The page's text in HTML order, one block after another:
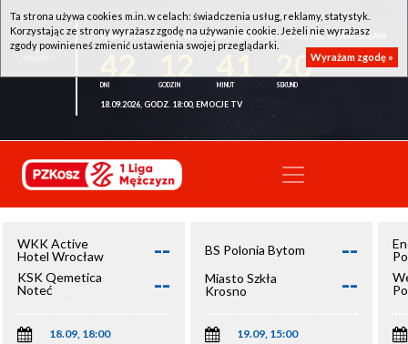
WKK ACTIVE HOTEL WROCŁAW - KSK QEMETICA NOTEĆ INOWROCŁAW
20
18.09.2026, GODZ. 18:00, EMOCJE TV
WKK Active
Hotel Wrocław
--
KSK Qemetica
Noteć
Inowrocław
--
18.09, 18:00
BS Polonia Bytom --
Miasto Szkła
Krosno
--
19.09, 15:00
Ta strona używa cookies m.in. w celach: świadczenia usług, reklamy, statystyk.
Korzystając ze strony wyrażasz zgodę na używanie cookie. Jeżeli nie wyrażasz
zgody powinieneś zmienić ustawienia swojej przeglądarki.
Wyrażam zgodę »